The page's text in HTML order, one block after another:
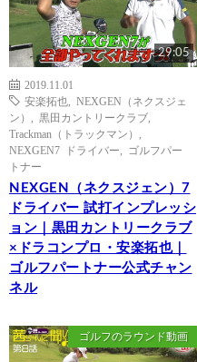
29:05
2019.11.01
安楽拓也
NEXGEN（ネクスジェ
ン）
黒田カントリークラブ
Trackman（トラックマン）
NEXGEN7 ドライバー
ゴルフパー
トナー
NEXGEN（ネクスジェン）7
ドライバー 試打インプレッシ
ョン｜黒田カントリークラブ
×ドラコンプロ・安楽拓也｜
ゴルフパートナー公式チャン
ネル
ゴルフのラウンド動画